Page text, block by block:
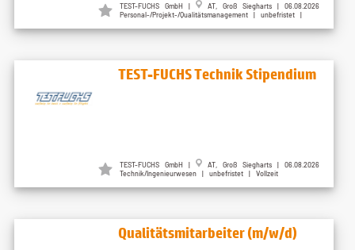
TEST-FUCHS GmbH |
AT, Groß Siegharts | 06.08.2026
Personal-/Projekt-/Qualitätsmanagement | unbefristet |
TEST-FUCHS Technik Stipendium
TEST-FUCHS GmbH |
AT, Groß Siegharts | 06.08.2026
Technik/Ingenieurwesen | unbefristet | Vollzeit
Qualitätsmitarbeiter (m/w/d)